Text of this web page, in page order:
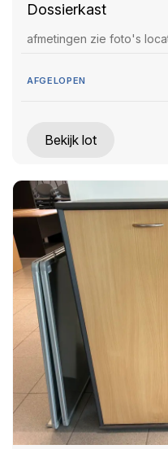
Dossierkast
afmetingen zie foto's
AFGELOPEN
Bekijk lot